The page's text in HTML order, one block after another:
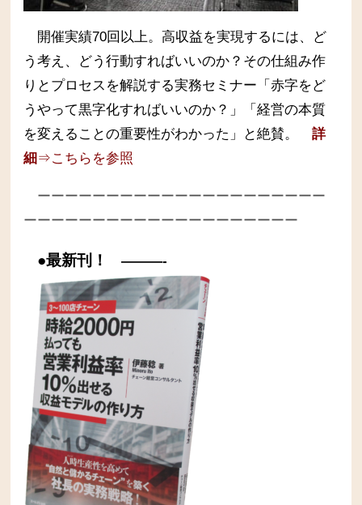
開催実績70回以上。高収益を実現するには、ど
う考え、どう行動すればいいのか？その仕組み作
りとプロセスを解説する実務セミナー 「赤字をど
うやって黒字化すればいいのか？」「経営の本質
を変えることの重要性がわかった」と絶賛。
詳
細⇒こちらを参照
ーーーーーーーーーーーーーーーーーーーーー
ーーーーーーーーーーーーーーーーーーーー
●最新刊！ ———-